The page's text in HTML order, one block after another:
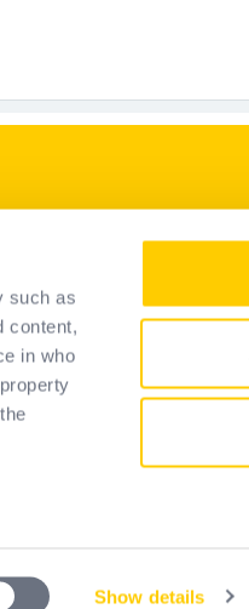
such as
content,
in who
Show details
Privacy